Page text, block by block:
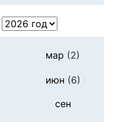
мар (2)
июн (6)
сен